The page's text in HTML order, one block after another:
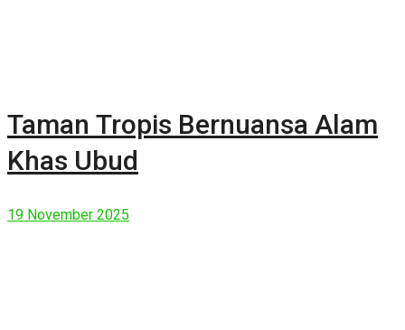
Taman Tropis Bernuansa Alam
Khas Ubud
19 November 2025